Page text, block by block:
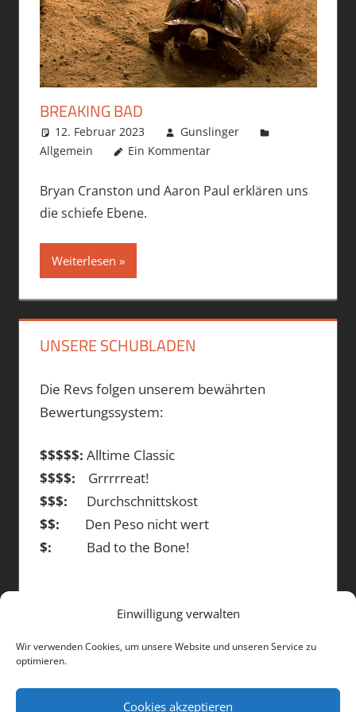
Einwilligung verwalten
Wir verwenden Cookies, um unsere Website und unseren Service zu
optimieren.
Cookies akzeptieren
BREAKING BAD
12. Februar 2023
Gunslinger
Allgemein
Ein Kommentar
Bryan Cranston und Aaron Paul erklären uns
die schiefe Ebene.
Weiterlesen
UNSERE SCHUBLADEN
Die Revs folgen unserem bewährten
Bewertungssystem:
$$$$$: Alltime Classic
$$$$: Grrrrreat!
$$$: Durchschnittskost
$$: Den Peso nicht wert
$: Bad to the Bone!
DIE BEITRÄGE